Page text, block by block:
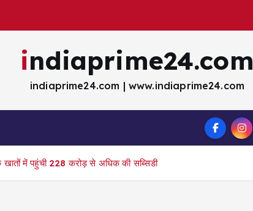
indiaprime24.com
indiaprime24.com | www.indiaprime24.com
में पहुंची 228 करोड़ से अधिक की सब्सिडी